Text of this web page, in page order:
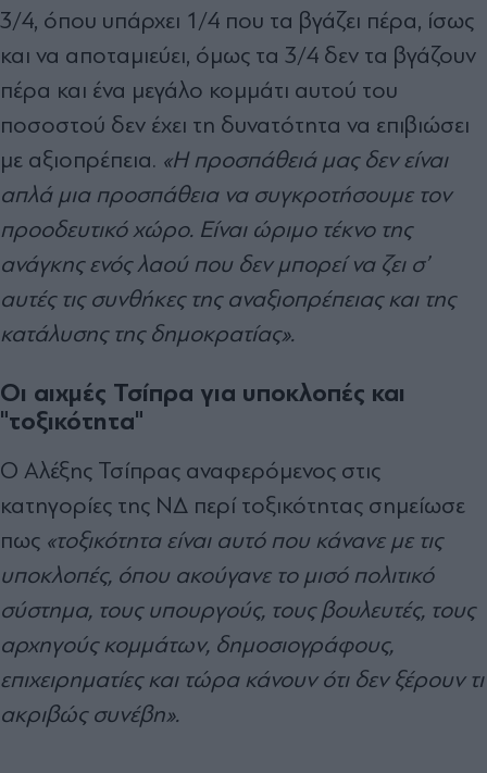
3/4, όπου υπάρχει 1/4 που τα βγάζει πέρα, ίσως
και να αποταμιεύει, όμως τα 3/4 δεν τα βγάζουν
πέρα και ένα μεγάλο κομμάτι αυτού του
ποσοστού δεν έχει τη δυνατότητα να επιβιώσει
με αξιοπρέπεια. «Η προσπάθειά μας δεν είναι
απλά μια προσπάθεια να συγκροτήσουμε τον
προοδευτικό χώρο. Είναι ώριμο τέκνο της
ανάγκης ενός λαού που δεν μπορεί να ζει σ’
αυτές τις συνθήκες της αναξιοπρέπειας και της
κατάλυσης της δημοκρατίας».
Οι αιχμές Τσίπρα για υποκλοπές και
"τοξικότητα"
Ο Αλέξης Τσίπρας αναφερόμενος στις
κατηγορίες της ΝΔ περί τοξικότητας σημείωσε
πως «τοξικότητα είναι αυτό που κάνανε με τις
υποκλοπές, όπου ακούγανε το μισό πολιτικό
σύστημα, τους υπουργούς, τους βουλευτές, τους
αρχηγούς κομμάτων, δημοσιογράφους,
επιχειρηματίες και τώρα κάνουν ότι δεν ξέρουν τι
ακριβώς συνέβη».